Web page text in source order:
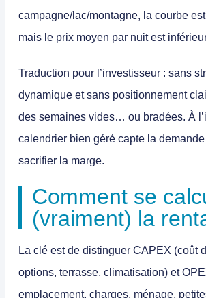
campagne/lac/montagne, la courbe
mais le prix moyen par nuit est
Traduction pour l’investisseur : sans
dynamique et sans positionnement
des semaines vides… ou bradées. À
calendrier bien géré capte la
sacrifier la marge.
Comment se
(vraiment) la
La clé est de distinguer CAPEX (coût
options, terrasse, climatisation) et
emplacement, charges, ménage,